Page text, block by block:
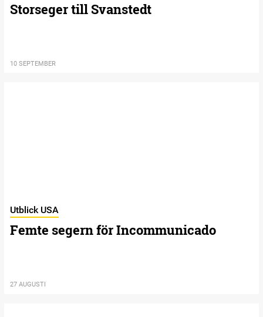
Storseger till Svanstedt
10 SEPTEMBER
Utblick USA
Femte segern för Incommunicado
27 AUGUSTI